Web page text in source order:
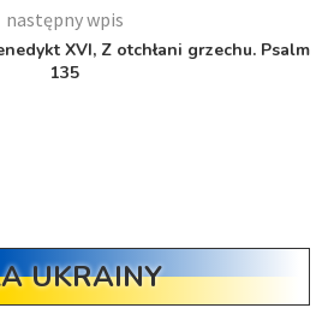
następny wpis
XVI, Z otchłani grzechu. Psalm
135
UKRAINY